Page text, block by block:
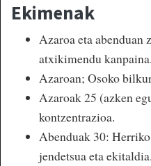
Ekimenak
Azaroa eta abenduan
atxikimendu kanpaina.
Azaroan; Osoko
Azaroak 25 (azken
kontzentrazioa.
Abenduak 30:
jendetsua eta ekitaldia.